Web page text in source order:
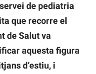
de pediatria
que recorre el
de Salut va
aquesta figura
d’estiu, i